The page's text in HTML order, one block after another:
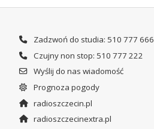
Zadzwoń do studia: 510 777 666
Czujny non stop: 510 777 222
Wyślij do nas wiadomość
Prognoza pogody
radioszczecin.pl
radioszczecinextra.pl